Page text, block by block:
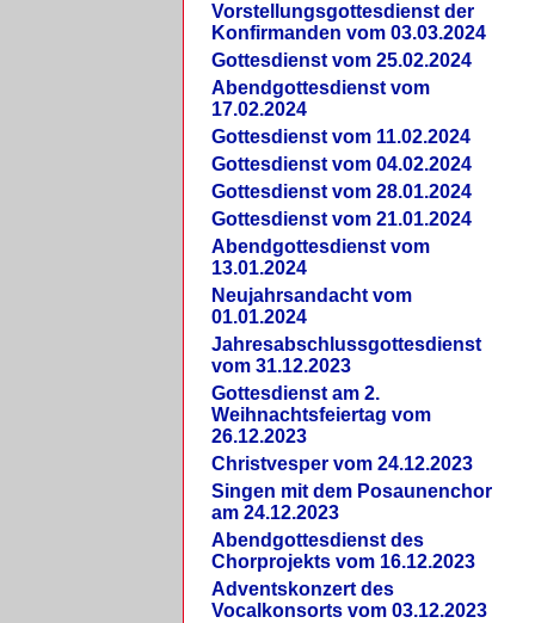
Vorstellungsgottesdienst der
Konfirmanden vom 03.03.2024
Gottesdienst vom 25.02.2024
Abendgottesdienst vom
17.02.2024
Gottesdienst vom 11.02.2024
Gottesdienst vom 04.02.2024
Gottesdienst vom 28.01.2024
Gottesdienst vom 21.01.2024
Abendgottesdienst vom
13.01.2024
Neujahrsandacht vom
01.01.2024
Jahresabschlussgottesdienst
vom 31.12.2023
Gottesdienst am 2.
Weihnachtsfeiertag vom
26.12.2023
Christvesper vom 24.12.2023
Singen mit dem Posaunenchor
am 24.12.2023
Abendgottesdienst des
Chorprojekts vom 16.12.2023
Adventskonzert des
Vocalkonsorts vom 03.12.2023